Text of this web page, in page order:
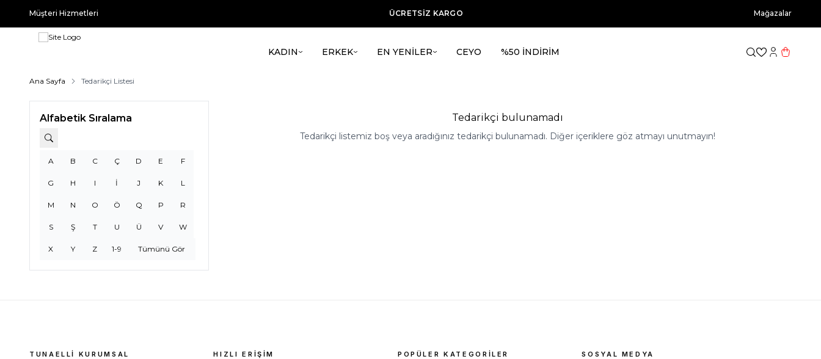
Müşteri Hizmetleri Mağazalar
KADIN ERKEK EN YENİLER CEYO %50 İNDİRİM Favorilerim
Hesabım
Sepetim
Ana Sayfa Tedarikçi Listesi
Alfabetik Sıralama
A B C Ç D E F
G H I İ J K L
M N O Ö Q P R
S Ş T U Ü V W
X Y Z 1-9 Tümünü Gör
Tedarikçi bulunamadı
Tedarikçi listemiz boş veya aradığınız tedarikçi bulunamadı. Diğer içeriklere göz atmayı unutmayın!
TUNAELLİ KURUMSAL HIZLI ERİŞİM POPÜLER KATEGORİLER SOSYAL MEDYA